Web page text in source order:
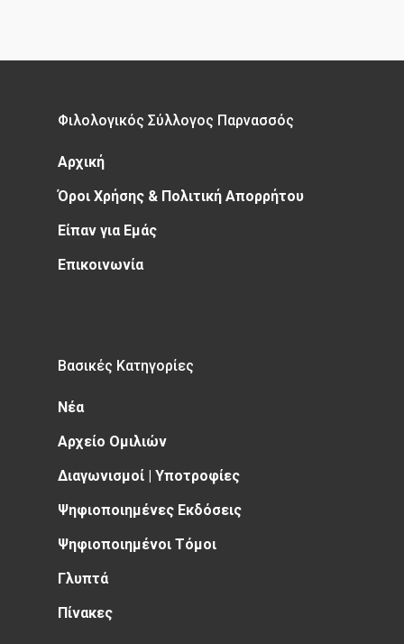
Φιλολογικός Σύλλογος Παρνασσός
Αρχική
Όροι Χρήσης & Πολιτική Απορρήτου
Είπαν για Εμάς
Επικοινωνία
Βασικές Κατηγορίες
Νέα
Αρχείο Ομιλιών
Διαγωνισμοί | Υποτροφίες
Ψηφιοποιημένες Εκδόσεις
Ψηφιοποιημένοι Τόμοι
Γλυπτά
Πίνακες